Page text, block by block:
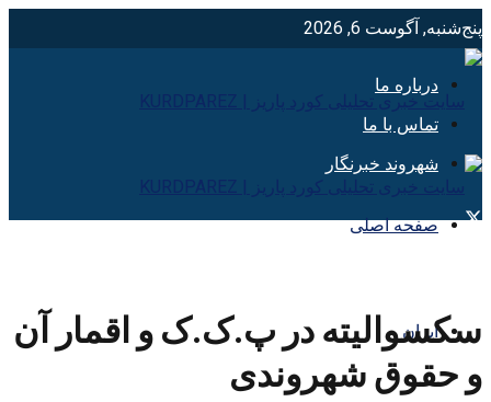
پنج‌شنبه, آگوست 6, 2026
درباره ما
تماس با ما
شهروند خبرنگار
صفحه اصلی
ایران
سکسوالیته در پ.ک.ک و اقمار آن
و حقوق شهروندی